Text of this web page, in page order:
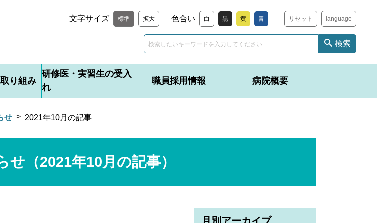
文字サイズ 標準 拡大 色合い 白 黒 黄 青 リセット language
検索
り組み
研修医・実習生の受入
れ
職員採用情報 病院概要
せ 2021年10月の記事
せ（2021年10月の記事）
月別アーカイブ